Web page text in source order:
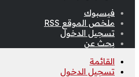
فيسبوك
ملخص الموقع RSS
تسجيل الدخول
بحث عن
القائمة
تسجيل الدخول